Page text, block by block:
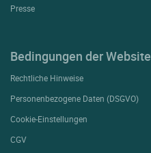
Presse
Bedingungen der Website
Rechtliche Hinweise
Personenbezogene Daten (DSGVO)
Cookie-Einstellungen
CGV